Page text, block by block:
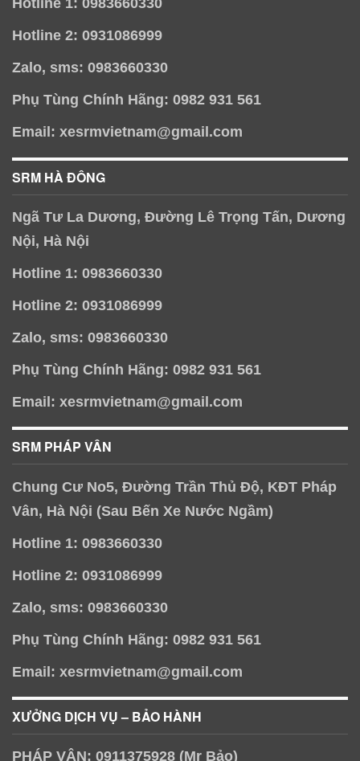
Hotline 1: 0983660330
Hotline 2: 0931086999
Zalo, sms: 0983660330
Phụ Tùng Chính Hãng: 0982 931 561
Email: xesrmvietnam@gmail.com
SRM HÀ ĐÔNG
Ngã Tư La Dương, Đường Lê Trọng Tấn, Dương
Nội, Hà Nội
Hotline 1: 0983660330
Hotline 2: 0931086999
Zalo, sms: 0983660330
Phụ Tùng Chính Hãng: 0982 931 561
Email: xesrmvietnam@gmail.com
SRM PHÁP VÂN
Chung Cư No5, Đường Trần Thủ Độ, KĐT Pháp
Vân, Hà Nội (Sau Bến Xe Nước Ngầm)
Hotline 1: 0983660330
Hotline 2: 0931086999
Zalo, sms: 0983660330
Phụ Tùng Chính Hãng: 0982 931 561
Email: xesrmvietnam@gmail.com
XƯỞNG DỊCH VỤ – BẢO HÀNH
PHÁP VÂN: 0911375928 (Mr Bảo)